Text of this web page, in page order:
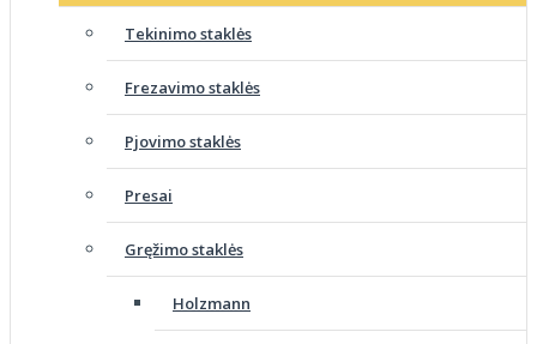
Tekinimo staklės
Frezavimo staklės
Pjovimo staklės
Presai
Gręžimo staklės
Holzmann